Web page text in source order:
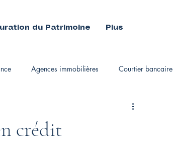
du Patrimoine Plus
Agences immobilières Courtier bancaire
crédit